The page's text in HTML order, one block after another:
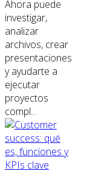
Ahora puede
investigar,
analizar
archivos, crear
presentaciones
y ayudarte a
ejecutar
proyectos
compl...